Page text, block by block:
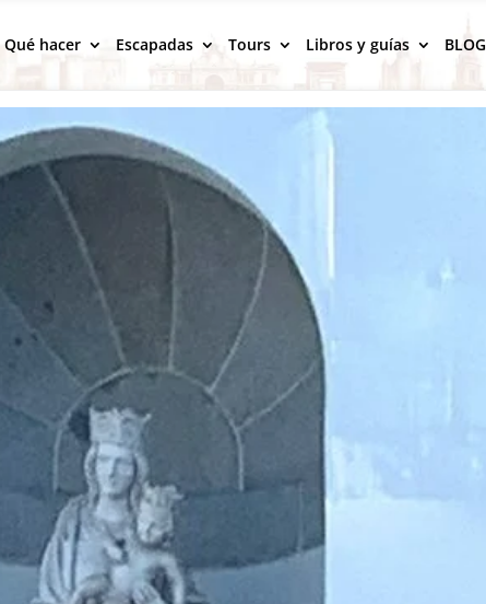
Qué hacer Escapadas Tours Libros y guías BLOG